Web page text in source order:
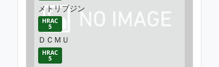
メトリブジン
HRAC
5
ＤＣＭＵ
HRAC
5